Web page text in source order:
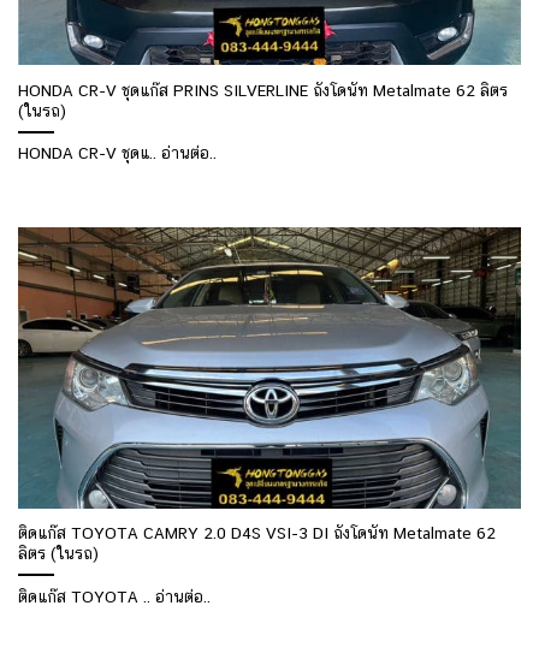
HONDA CR-V ชุดแก๊ส PRINS SILVERLINE ถังโดนัท Metalmate 62 ลิตร
(ในรถ)
HONDA CR-V ชุดแ.. อ่านต่อ..
ติดแก๊ส TOYOTA CAMRY 2.0 D4S VSI-3 DI ถังโดนัท Metalmate 62
ลิตร (ในรถ)
ติดแก๊ส TOYOTA .. อ่านต่อ..